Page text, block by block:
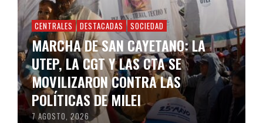
CENTRALES DESTACADAS SOCIEDAD
MARCHA DE SAN CAYETANO: LA
UTEP, LA CGT Y LAS CTA SE
MOVILIZARON CONTRA LAS
POLÍTICAS DE MILEI
7 AGOSTO, 2026